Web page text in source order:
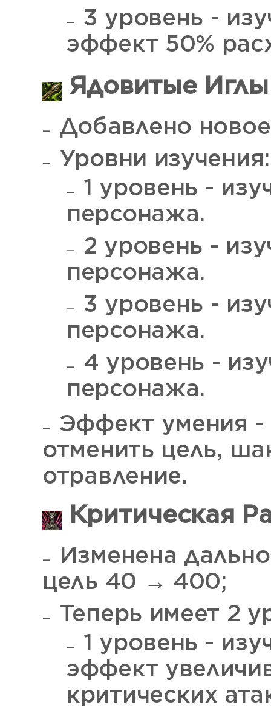
3 уровень -
эффект 50%
Ядовитые
Добавлено
Уровни изучения:
1 уровень -
персонажа.
2 уровень -
персонажа.
3 уровень -
персонажа.
4 уровень -
персонажа.
Эффект умения
отменить цель,
отравление.
Критическая
Изменена
цель 40 → 400;
Теперь имеет 2
1 уровень -
эффект
критических